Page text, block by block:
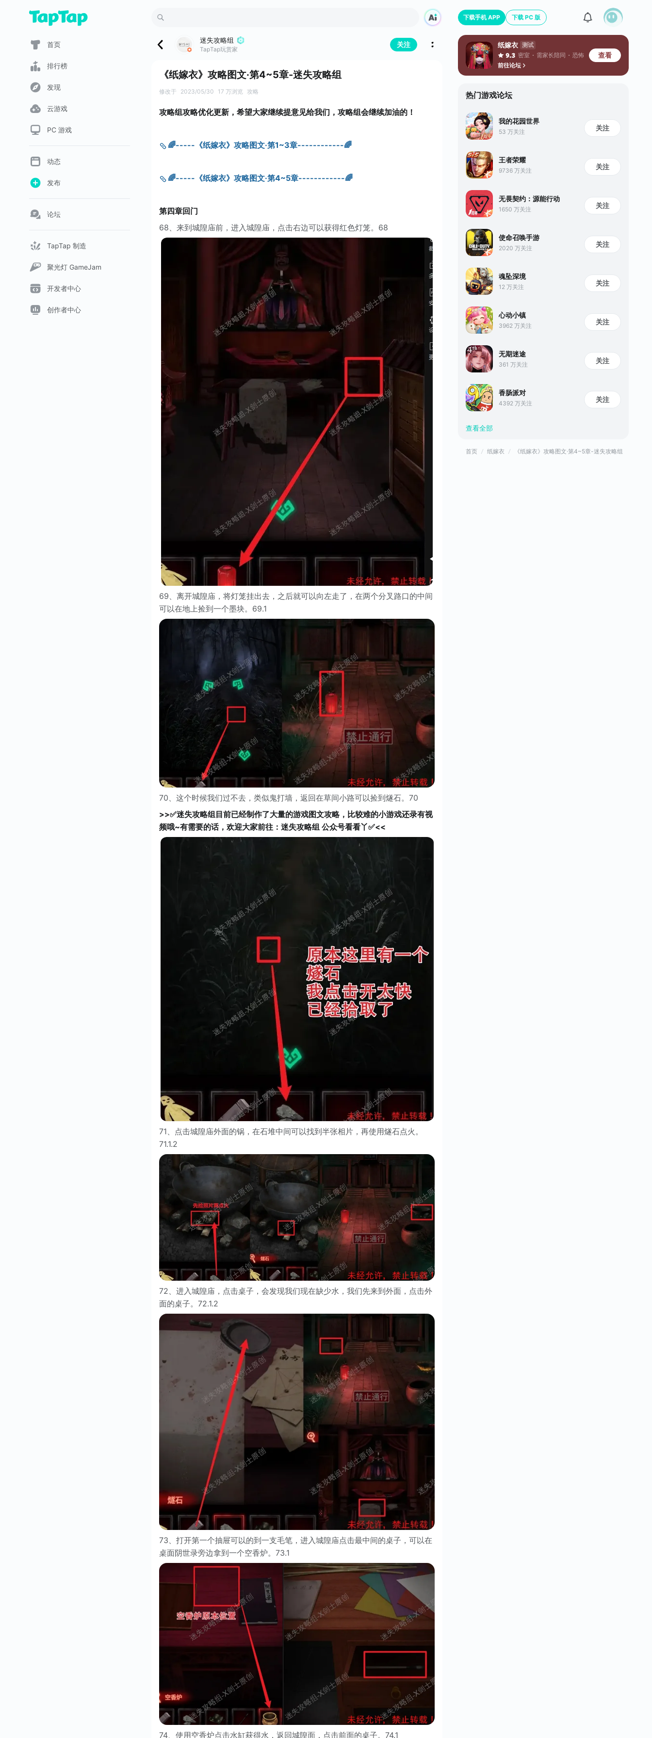
首页
排行榜
发现
云游戏
PC 游戏
动态
发布
论坛
TapTap 制造
聚光灯 GameJam
开发者中心
创作者中心
迷失攻略组
TapTap玩赏家
关注
《纸嫁衣》攻略图文·第4~5章-迷失攻略组
修改于 2023/05/30 17 万浏览 攻略
攻略组攻略优化更新，希望大家继续提意见给我们，攻略组会继续加油的！
🌈-----《纸嫁衣》攻略图文·第1~3章------------🌈
🌈-----《纸嫁衣》攻略图文·第4~5章------------🌈
第四章回门
68、来到城隍庙前，进入城隍庙，点击右边可以获得红色灯笼。68
69、离开城隍庙，将灯笼挂出去，之后就可以向左走了，在两个分叉路口的中间
可以在地上捡到一个墨块。69.1
70、这个时候我们过不去，类似鬼打墙，返回在草间小路可以捡到燧石。70
>>✅迷失攻略组目前已经制作了大量的游戏图文攻略，比较难的小游戏还录有视
频哦~有需要的话，欢迎大家前往：迷失攻略组 公众号看看丫✅<<
71、点击城隍庙外面的锅，在石堆中间可以找到半张相片，再使用燧石点火。
71.1.2
72、进入城隍庙，点击桌子，会发现我们现在缺少水，我们先来到外面，点击外
面的桌子。72.1.2
73、打开第一个抽屉可以的到一支毛笔，进入城隍庙点击最中间的桌子，可以在
桌面阴世录旁边拿到一个空香炉。73.1
74、使用空香炉点击水缸获得水，返回城隍面，点击前面的桌子。74.1
下载手机 APP 下载 PC 版
纸嫁衣 测试
9.3 密室 需家长陪同
恐怖
前往论坛
查看
热门游戏论坛
我的花园世界
53 万关注 关注
王者荣耀
9736 万关注 关注
无畏契约：源能行动
1650 万关注 关注
使命召唤手游
2020 万关注 关注
魂坠深境
12 万关注 关注
心动小镇
3962 万关注 关注
无期迷途
361 万关注 关注
香肠派对
4392 万关注 关注
查看全部
首页 纸嫁衣 《纸嫁衣》攻略图文·第4~5章-迷失攻略组